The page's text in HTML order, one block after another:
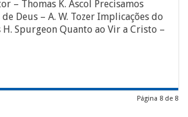
– Thomas K. Ascol Precisamos
Deus – A. W. Tozer Implicações do
Spurgeon Quanto ao Vir a Cristo –
Página 8 de 8